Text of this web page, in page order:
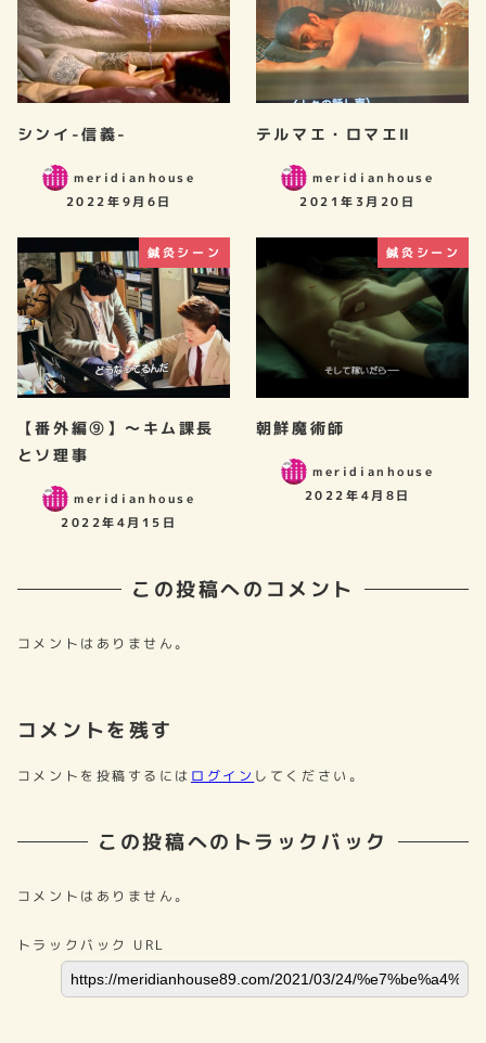
シンイ-信義-
meridianhouse
2022年9月6日
テルマエ・ロマエⅡ
meridianhouse
2021年3月20日
鍼灸シーン
【番外編⑨】～キム課長
とソ理事
meridianhouse
2022年4月15日
鍼灸シーン
朝鮮魔術師
meridianhouse
2022年4月8日
この投稿へのコメント
コメントはありません。
コメントを残す
コメントを投稿するには ログイン してください。
この投稿へのトラックバック
コメントはありません。
トラックバック URL